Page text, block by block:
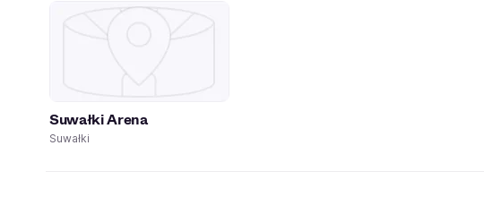
Suwałki Arena
Suwałki